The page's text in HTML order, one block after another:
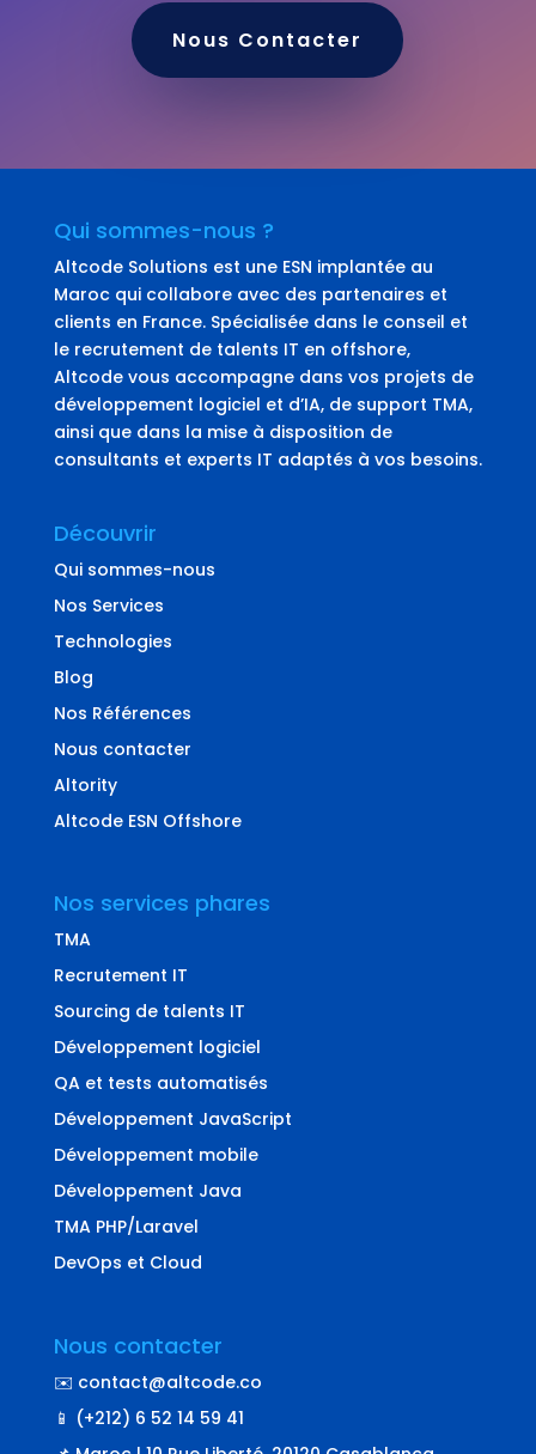
Nous Contacter
Qui sommes-nous ?
Altcode Solutions est une ESN implantée au
Maroc qui collabore avec des partenaires et
clients en France. Spécialisée dans le conseil et
le recrutement de talents IT en offshore,
Altcode vous accompagne dans vos projets de
développement logiciel et d’IA, de support TMA,
ainsi que dans la mise à disposition de
consultants et experts IT adaptés à vos besoins.
Découvrir
Qui sommes-nous
Nos Services
Technologies
Blog
Nos Références
Nous contacter
Altority
Altcode ESN Offshore
Nos services phares
TMA
Recrutement IT
Sourcing de talents IT
Développement logiciel
QA et tests automatisés
Développement JavaScript
Développement mobile
Développement Java
TMA PHP/Laravel
DevOps et Cloud
Nous contacter
✉️ contact@altcode.co
📱 (+212) 6 52 14 59 41